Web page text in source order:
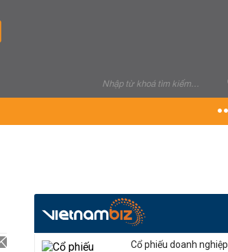
Cổ phiếu doanh nghiệp